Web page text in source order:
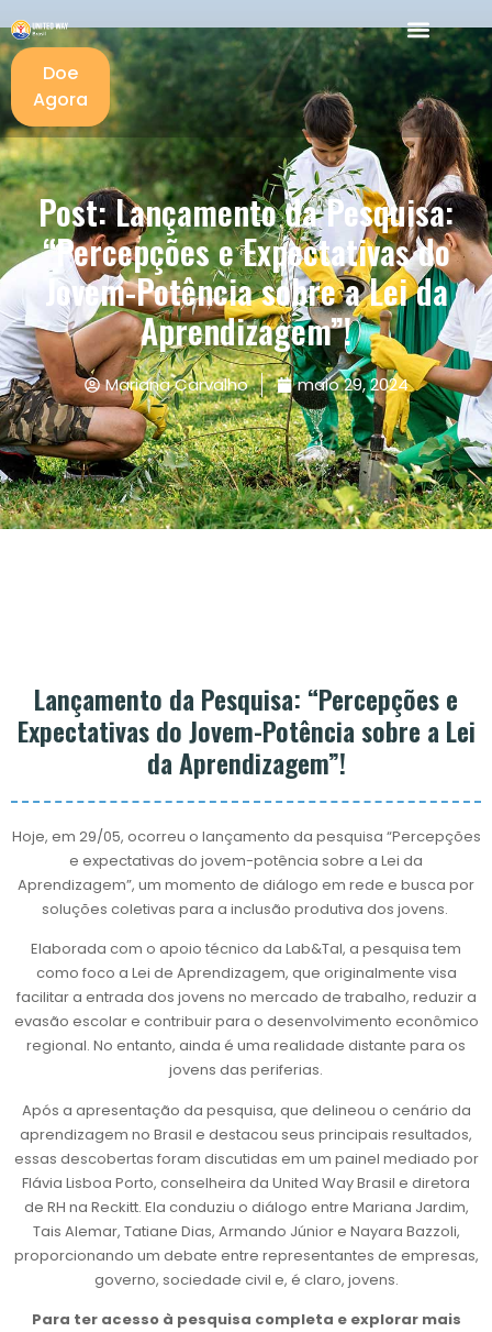
Doe
Agora
Post: Lançamento da Pesquisa:
“Percepções e Expectativas do
Jovem-Potência sobre a Lei da
Aprendizagem”!
Mariana Carvalho maio 29, 2024
Lançamento da Pesquisa: “Percepções e
Expectativas do Jovem-Potência sobre a Lei
da Aprendizagem”!
Hoje, em 29/05, ocorreu o lançamento da pesquisa “Percepções
e expectativas do jovem-potência sobre a Lei da
Aprendizagem”, um momento de diálogo em rede e busca por
soluções coletivas para a inclusão produtiva dos jovens.
Elaborada com o apoio técnico da Lab&Tal, a pesquisa tem
como foco a Lei de Aprendizagem, que originalmente visa
facilitar a entrada dos jovens no mercado de trabalho, reduzir a
evasão escolar e contribuir para o desenvolvimento econômico
regional. No entanto, ainda é uma realidade distante para os
jovens das periferias.
Após a apresentação da pesquisa, que delineou o cenário da
aprendizagem no Brasil e destacou seus principais resultados,
essas descobertas foram discutidas em um painel mediado por
Flávia Lisboa Porto, conselheira da United Way Brasil e diretora
de RH na Reckitt. Ela conduziu o diálogo entre Mariana Jardim,
Tais Alemar, Tatiane Dias, Armando Júnior e Nayara Bazzoli,
proporcionando um debate entre representantes de empresas,
governo, sociedade civil e, é claro, jovens.
Para ter acesso à pesquisa completa e explorar mais